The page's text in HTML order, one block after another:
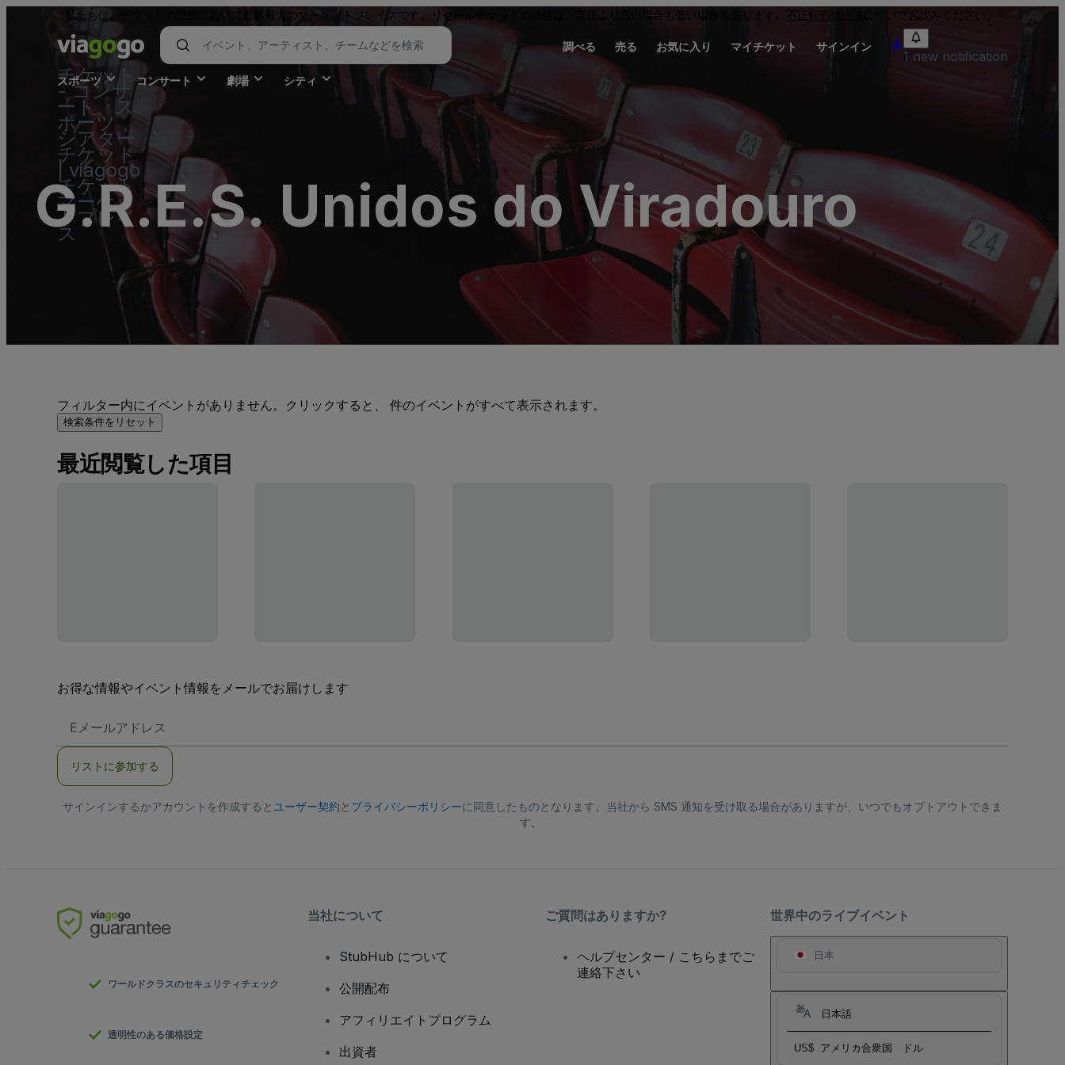
私たちは、チケットの売買において世界最大のマーケットプレイスです。リセールチケットの価格は、定価より高い場合も低い場合もあります。 不正転売禁止法 についてお読みください。
チケット
- コンサ
ート、ス
ポーツ 、
シアター
チケット
| viagogo
チケット
マーケッ
トプレイ
ス
調べる 売る お気に入り マイチケット サインイン
1 new notification
スポーツ コンサート 劇場 シティ
G.R.E.S. Unidos do Viradouro
フィルター内にイベントがありません。クリックすると、 件のイベントがすべて表示されます。
検索条件をリセット
最近閲覧した項目
お得な情報やイベント情報をメールでお届けします
メ
ア
ス
リストに参加する
サインインするかアカウントを作成すると ユーザー契約と プライバシーポリシーに同意したものとなります。当社から SMS 通知を受け取る場合がありますが、いつでもオプトアウトできま
す。
世界中のライブイベント
日本
日本語
US$ アメリカ合衆国 ドル
ワールドクラスのセキュリティチェック
透明性のある価格設定
当社について
StubHub について
公開配布
アフィリエイトプログラム
出資者
ご質問はありますか?
ヘルプセンター / こちらまでご
連絡下さい